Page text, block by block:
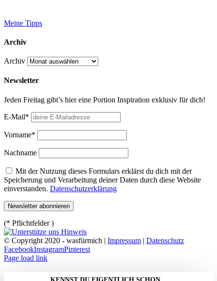
Meine Tipps
Archiv
Archiv
Newsletter
Jeden Freitag gibt’s hier eine Portion Inspiration exklusiv für dich!
E-Mail*
Vorname*
Nachname
Mit der Nutzung dieses Formulars erklärst du dich mit der
Speicherung und Verarbeitung deiner Daten durch diese Website
einverstanden. Datenschutzerklärung
(* Pflichtfelder )
© Copyright 2020 - wasfürmich | Impressum | Datenschutz
FacebookInstagramPinterest
Page load link